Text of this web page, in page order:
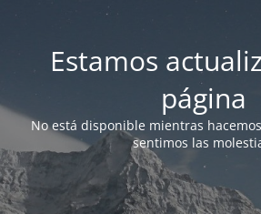
Estamos
página
No está disponible mientras
sentimos las